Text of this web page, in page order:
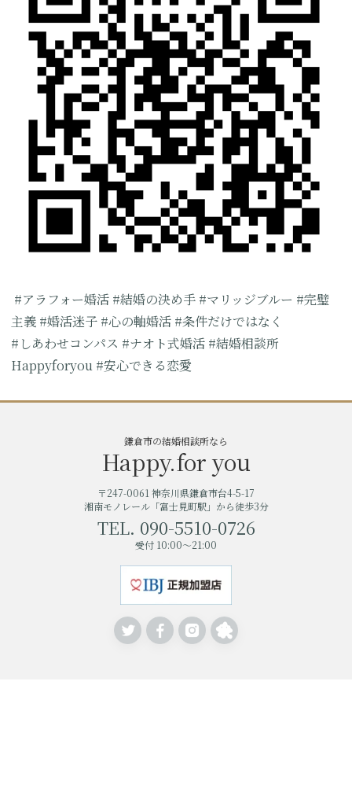
#アラフォー婚活 #結婚の決め手 #マリッジブルー #完璧
主義 #婚活迷子 #心の軸婚活 #条件だけではなく
#しあわせコンパス #ナオト式婚活 #結婚相談所
Happyforyou #安心できる恋愛
鎌倉市の結婚相談所なら
Happy.for you
〒247-0061 神奈川県鎌倉市台4-5-17
湘南モノレール「富士見町駅」から徒歩3分
TEL. 090-5510-0726
受付 10:00～21:00